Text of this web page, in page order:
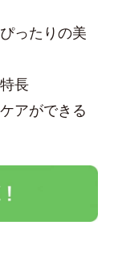
ったりの美
長
アができる